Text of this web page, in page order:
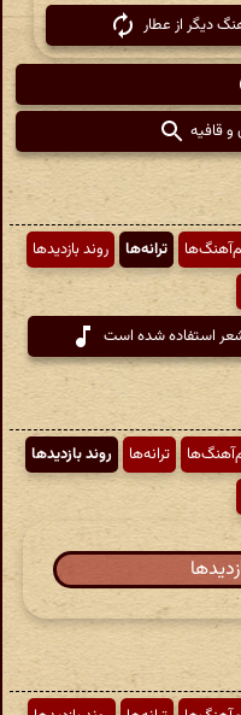
قافیه
ترانه‌ها
روند بازدیدها
شعر استفاده شده است
ترانه‌ها
روند بازدیدها